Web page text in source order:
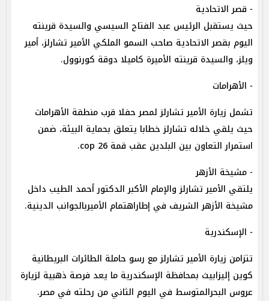
- قصر الاتحادية
حيث يستقبل الرئيس عبد الفتاح السيسي والسيدة قرينته
اليوم بقصر الاتحادية صاحب السمو الملكي الأمير تشارلز، أمير
ويلز، والسيدة قرينته الأميرة كاميلا دوقة كورنوول.
- الأهرامات
تشمل زيارة الأمير تشارلز لمصر حفلا قرب منطقة الأهرامات
حيث يلقي خلاله تشارلز خطابا يتعلق بحماية البيئة، ضمن
استمرار التعاون بين البلدين عقب قمة cop 26.
- مشيخة الأزهر
يلتقي الأمير تشارلز والإمام الأكبر الدكتور أحمد الطيب داخل
مشيخة الأزهر الشريف في إطاراهتمام الأميربالجوانب الدينية.
- الإسكندرية
تتزامن زيارة الأمير تشارلز مع رسو حاملة الطائرات البريطانية
كوين إليزابيث بمحافظة الإسكندرية ما يعد فرصة ذهبية لزيارة
عروس البحرالمتوسط في اليوم الثاني من رحلته في مصر.